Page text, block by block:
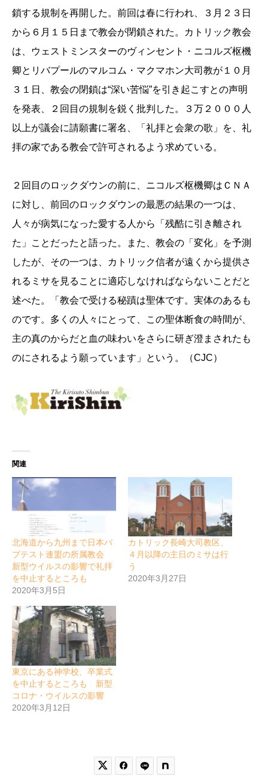
鎖する規制を再開した。 前回は春に行われ、３月２３日
から６月１５日まで教会が閉鎖された。カトリック教会
は、ウェストミンスターのヴィンセント・ニコルズ枢機
卿とリバプールのマルコム・マクマホン大司教が１０月
３１日
、教会の閉鎖は“深い苦悩”を引き起こすとの声明
を発表、
２回目の規制を鋭く批判した。３万２０００人
以上が議会に請願書に署名、「礼拝と会衆の歌」を 、礼
拝の家である教会で許可されるよう求めている。
２回目のロックダウンの前に、ニコルズ枢機卿はＣＮＡ
に対し、 前回のロックダウンの最悪の結果の一つは、
人々が病気になった愛する人から「残酷に引き離され
た」ことだったと語った。また、教会の「変化」を予測
したが、その一つは、カトリ ック信者が遠くから提供さ
れるミサを見ることに適応しなければならないことだと
述べた。「教会で受ける秘蹟は聖体です。実体のあるも
のです。多くの人々 にとって、この聖体断食の時間が、
主の真のからだと血の味わいをさらに研ぎ澄まされたも
のにされるよう願っています」という。（CJC）
関連
北海道から九州まで日本バ
プテスト連盟の所属教会
新型ウイルスの影響で礼拝
を中止するところも
2020年3月5日
カトリック長崎大司教区、
４月以降の主日のミサは行
う
2020年3月27日
東京にある神学校、卒業式
を中止するところも 新型
コロナ・ウイルスの影響
2020年3月12日
 